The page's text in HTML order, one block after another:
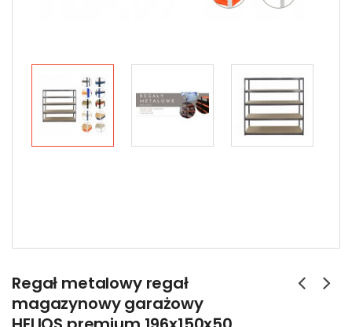
Regał metalowy regał
magazynowy garażowy